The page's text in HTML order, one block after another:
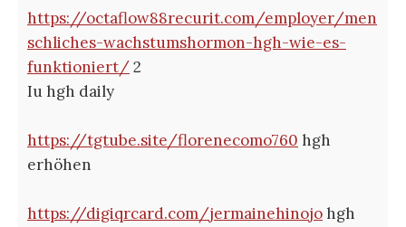
https://octaflow88recurit.com/employer/men
schliches-wachstumshormon-hgh-wie-es-
funktioniert/2
Iu hgh daily
https://tgtube.site/florenecomo760 hgh
erhöhen
https://digiqrcard.com/jermainehinojohgh